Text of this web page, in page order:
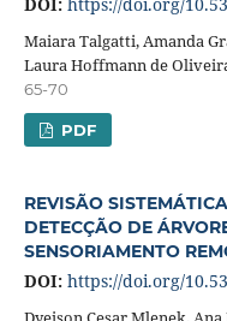
Maiara Talgatti, Amanda
Laura Hoffmann de
65-70
PDF
REVISÃO
DETECÇÃO DE
SENSORIAMENTO
DOI: https://doi.org/